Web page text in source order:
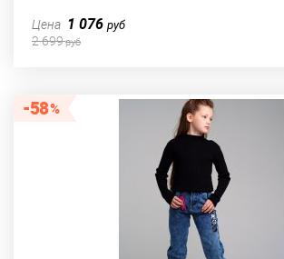
Цена 1 076 руб
2 699руб
58